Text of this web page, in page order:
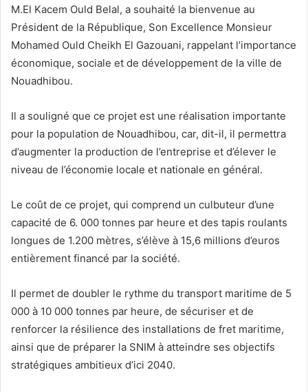
M.El Kacem Ould Belal, a souhaité la bienvenue au
Président de la République, Son Excellence Monsieur
Mohamed Ould Cheikh El Gazouani, rappelant l’importance
économique, sociale et de développement de la ville de
Nouadhibou.
Il a souligné que ce projet est une réalisation importante
pour la population de Nouadhibou, car, dit-il, il permettra
d’augmenter la production de l’entreprise et d’élever le
niveau de l’économie locale et nationale en général.
Le coût de ce projet, qui comprend un culbuteur d’une
capacité de 6. 000 tonnes par heure et des tapis roulants
longues de 1.200 mètres, s’élève à 15,6 millions d’euros
entièrement financé par la société.
Il permet de doubler le rythme du transport maritime de 5
000 à 10 000 tonnes par heure, de sécuriser et de
renforcer la résilience des installations de fret maritime,
ainsi que de préparer la SNIM à atteindre ses objectifs
stratégiques ambitieux d’ici 2040.